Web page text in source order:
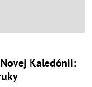
Kaledónii: